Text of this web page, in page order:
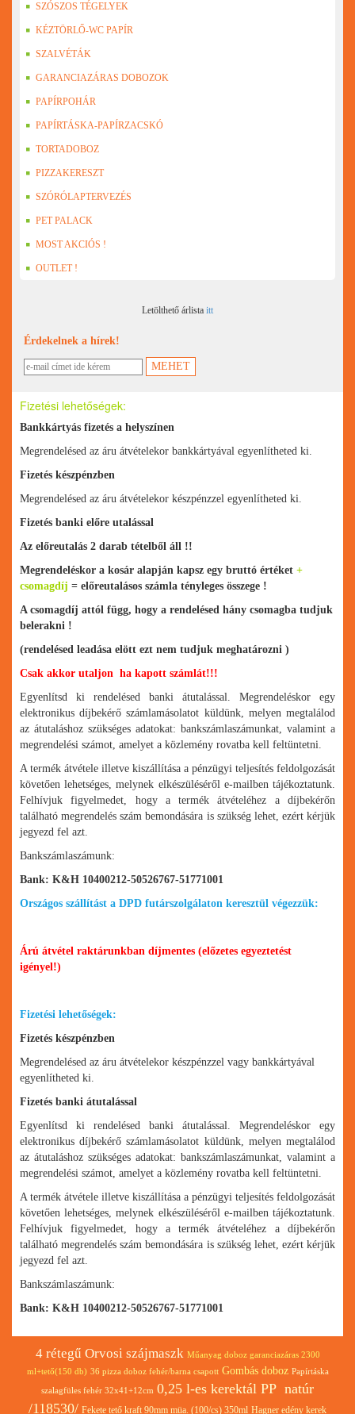
SZÓSZOS TÉGELYEK
KÉZTÖRLŐ-WC PAPÍR
SZALVÉTÁK
GARANCIAZÁRAS DOBOZOK
PAPÍRPOHÁR
PAPÍRTÁSKA-PAPÍRZACSKÓ
TORTADOBOZ
PIZZAKERESZT
SZÓRÓLAPTERVEZÉS
PET PALACK
MOST AKCIÓS !
OUTLET !
Letölthető árlista itt
Érdekelnek a hírek!
Fizetési lehetőségek:
Bankkártyás fizetés a helyszínen
Megrendelésed az áru átvételekor bankkártyával egyenlítheted ki.
Fizetés készpénzben
Megrendelésed az áru átvételekor készpénzzel egyenlítheted ki.
Fizetés banki előre utalással
Az előreutalás 2 darab tételből áll !!
Megrendeléskor a kosár alapján kapsz egy bruttó értéket +
csomagdíj = előreutalásos számla tényleges összege !
A csomagdíj attól függ, hogy a rendelésed hány csomagba tudjuk
belerakni !
(rendelésed leadása elött ezt nem tudjuk meghatározni )
Csak akkor utaljon ha kapott számlát!!!
Egyenlítsd ki rendelésed banki átutalással. Megrendeléskor egy
elektronikus díjbekérő számlamásolatot küldünk, melyen megtalálod
az átutaláshoz szükséges adatokat: bankszámlaszámunkat, valamint a
megrendelési számot, amelyet a közlemény rovatba kell feltüntetni.
A termék átvétele illetve kiszállítása a pénzügyi teljesítés feldolgozását
követően lehetséges, melynek elkészüléséről e-mailben tájékoztatunk.
Felhívjuk figyelmedet, hogy a termék átvételéhez a díjbekérőn
található megrendelés szám bemondására is szükség lehet, ezért kérjük
jegyezd fel azt.
Bankszámlaszámunk:
Bank: K&H 10400212-50526767-51771001
Országos szállítást a DPD futárszolgálaton keresztül végezzük:
Árú átvétel raktárunkban díjmentes (előzetes egyeztetést
igényel!)
Fizetési lehetőségek:
Fizetés készpénzben
Megrendelésed az áru átvételekor készpénzzel vagy bankkártyával
egyenlítheted ki.
Fizetés banki átutalással
Egyenlítsd ki rendelésed banki átutalással. Megrendeléskor egy
elektronikus díjbekérő számlamásolatot küldünk, melyen megtalálod
az átutaláshoz szükséges adatokat: bankszámlaszámunkat, valamint a
megrendelési számot, amelyet a közlemény rovatba kell feltüntetni.
A termék átvétele illetve kiszállítása a pénzügyi teljesítés feldolgozását
követően lehetséges, melynek elkészüléséről e-mailben tájékoztatunk.
Felhívjuk figyelmedet, hogy a termék átvételéhez a díjbekérőn
található megrendelés szám bemondására is szükség lehet, ezért kérjük
jegyezd fel azt.
Bankszámlaszámunk:
Bank: K&H 10400212-50526767-51771001
4 rétegű Orvosi szájmaszk Műanyag doboz garanciazáras 2300
ml+tető(150 db) 36 pizza doboz fehér/barna csapott Gombás doboz Papírtáska
szalagfüles fehér 32x41+12cm 0,25 l-es kerektál PP natúr
/118530/ Fekete tető kraft 90mm müa. (100/cs) 350ml Hagner edény kerek